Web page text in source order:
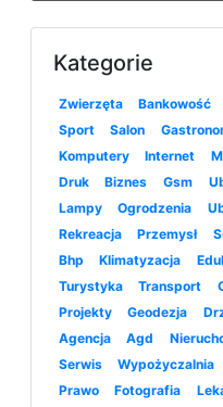
Kategorie
Zwierzęta Bankowość
Sport
Salon
Komputery
Internet
Druk
Biznes Gsm
Lampy
Ogrodzenia
Rekreacja
Przemysł
Bhp
Klimatyzacja
Turystyka
Transport
Projekty
Geodezja
Agencja
Agd
Serwis
Wypożyczalnia
Prawo
Fotografia